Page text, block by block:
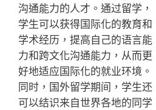
沟通能力的人才。通过留学，
学生可以获得国际化的教育和
学术经历，提高自己的语言能
力和跨文化沟通能力，从而更
好地适应国际化的就业环境。
同时，国外留学期间，学生还
可以结识来自世界各地的同学